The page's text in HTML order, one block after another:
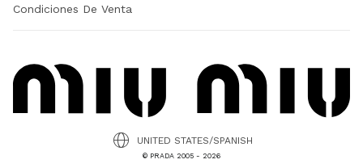
Condiciones De Venta
© PRADA 2005 - 2026
UNITED STATES/SPANISH